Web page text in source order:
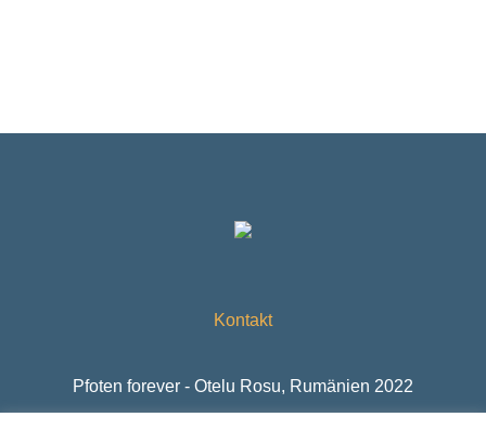
Kontakt
Pfoten forever - Otelu Rosu, Rumänien 2022